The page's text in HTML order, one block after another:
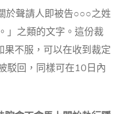
於聲請人即被告○○○之姓
」之類的文字。這份裁
果不服，可以在收到裁定
駁回，同樣可在10日內